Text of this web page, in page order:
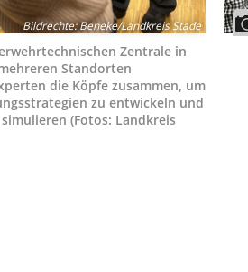
Bildrechte:Beneke/Landkreis Stade
Zentrale in
Standorten
die Köpfe zusammen, um
zu entwickeln und
(Fotos: Landkreis